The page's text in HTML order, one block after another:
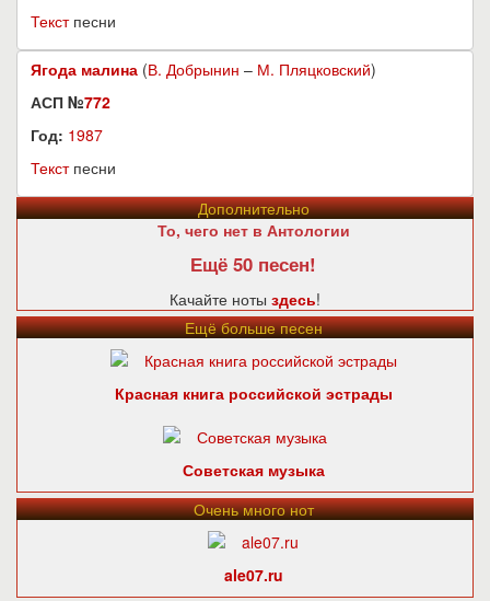
Текстпесни
Ягода малина (В. Добрынин – М. Пляцковский)
АСП №772
Год: 1987
Текстпесни
Дополнительно
То, чего нет в Антологии
Ещё 50 песен!
Качайте ноты здесь!
Ещё больше песен
Красная книга российской эстрады
Советская музыка
Очень много нот
ale07.ru